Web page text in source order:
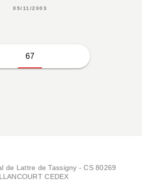
05/11/2003
67
de Lattre de Tassigny - CS 80269
CEDEX